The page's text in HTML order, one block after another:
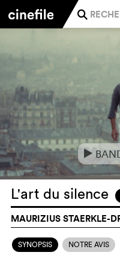
j
e
L'art du silence
MAURIZIUS STAERKLE-
SYNOPSIS NOTRE AVIS